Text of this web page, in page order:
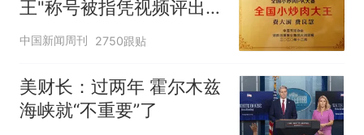
王"称号被指凭视频评出
官方回应
中国新闻周刊 2750跟贴
美财长：过两年 霍尔木兹
海峡就“不重要”了